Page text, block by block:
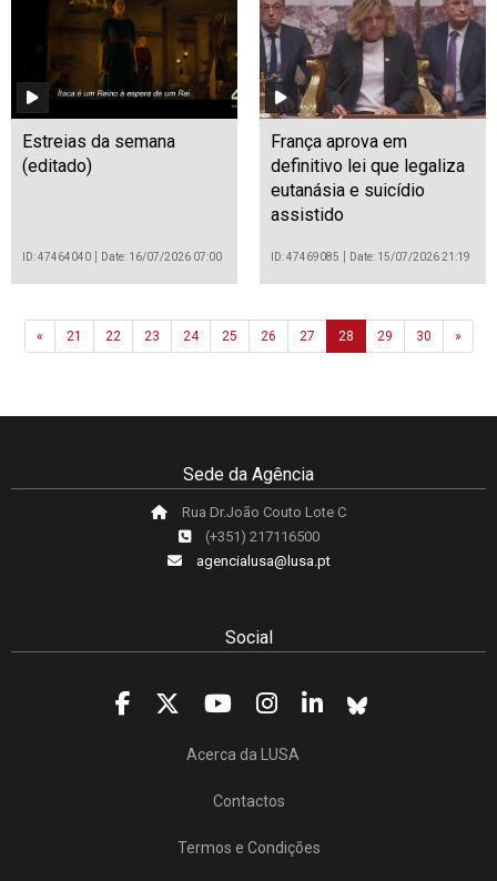
Estreias da semana
(editado)
ID: 47464040 Date: 16/07/2026 07:00
França aprova em
definitivo lei que legaliza
eutanásia e suicídio
assistido
ID: 47469085 Date: 15/07/2026 21:19
«Previous
21 22 23 24 25 26 27 28 29 30 »Next
Sede da Agência
Rua Dr.João Couto Lote C
(+351) 217116500
agencialusa@lusa.pt
Social
Acerca da LUSA
Contactos
Termos e Condições